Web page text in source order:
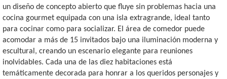
un diseño de concepto abierto que fluye sin problemas hacia una
cocina gourmet equipada con una isla extragrande, ideal tanto
para cocinar como para socializar. El área de comedor puede
acomodar a más de 15 invitados bajo una iluminación moderna y
escultural, creando un escenario elegante para reuniones
inolvidables. Cada una de las diez habitaciones está
temáticamente decorada para honrar a los queridos personajes y